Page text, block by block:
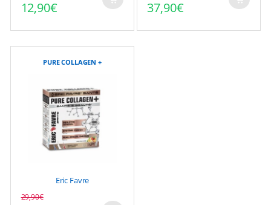
12,90€
37,90€
PURE COLLAGEN +
Eric Favre
29,90€